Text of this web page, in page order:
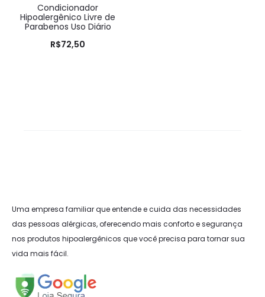
Condicionador
Hipoalergênico Livre de
Parabenos Uso Diário
R$72,50
Uma empresa familiar que entende e cuida das necessidades
das pessoas alérgicas, oferecendo mais conforto e segurança
nos produtos hipoalergênicos que você precisa para tornar sua
vida mais fácil.